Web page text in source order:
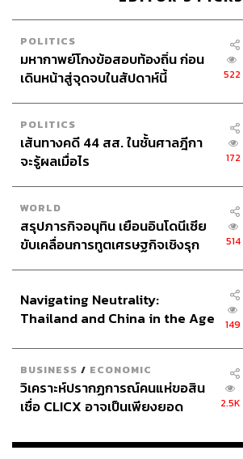
POLITICS
มหากาพย์โกงข้อสอบท้องถิ่น ก่อน
เดินหน้าสู่จุดจบในสัปดาห์นี้
522
POLITICS
เส้นทางคดี 44 สส. ในชั้นศาลฎีกา
จะรู้ผลเมื่อไร
172
WORLD
สรุปภารกิจอนุทิน เยือนอินโดนีเซีย
ขับเคลื่อนการทูตเศรษฐกิจเชิงรุก
514
Navigating Neutrality:
Thailand and China in the Age
149
BUSINESS / ECONOMIC
วิเคราะห์ปรากฏการณ์คนแห่ขอสิน
เชื่อ CLICX อาจเป็นเพียงยอด
เรือนไทยที่ถูกซุกไว้
2.5K